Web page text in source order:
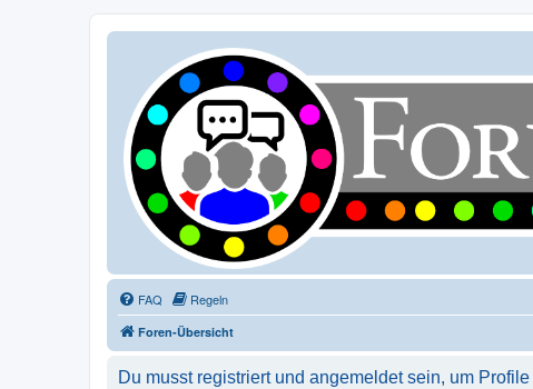
FAQ Regeln
Foren-Übersicht
Du musst registriert und angemeldet sein, um